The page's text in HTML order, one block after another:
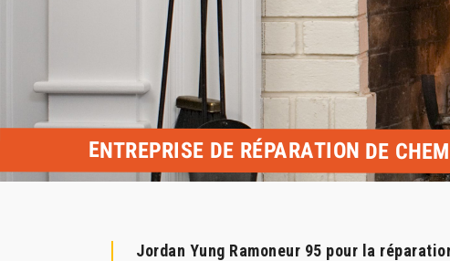
ENTREPRISE DE RÉPARATION DE
Jordan Yung Ramoneur 95 pour la